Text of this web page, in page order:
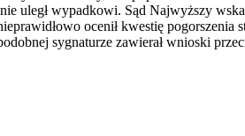
uległ wypadkowi. Sąd Najwyższy
ocenił kwestię
sygnaturze zawierał wnioski